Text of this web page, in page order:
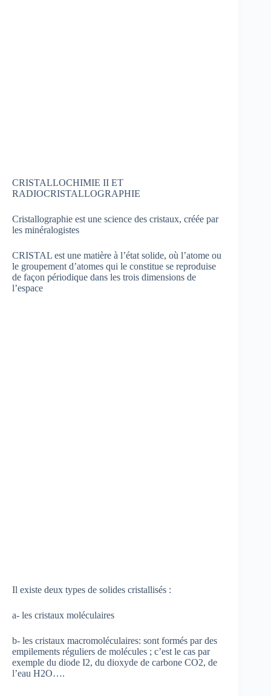
CRISTALLOCHIMIE II ET
RADIOCRISTALLOGRAPHIE
Cristallographie est une science des cristaux, créée par
les minéralogistes
CRISTAL est une matière à l’état solide, où l’atome ou
le groupement d’atomes qui le constitue se reproduise
de façon périodique dans les trois dimensions de
l’espace
Il existe deux types de solides cristallisés :
a- les cristaux moléculaires
b- les cristaux macromoléculaires: sont formés par des
empilements réguliers de molécules ; c’est le cas par
exemple du diode I2, du dioxyde de carbone CO2, de
l’eau H2O….